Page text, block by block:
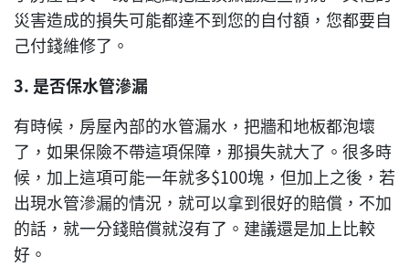
災害造成的損失可能都達不到您的自付額，您都要自
己付錢維修了。
3. 是否保水管滲漏
有時候，房屋內部的水管漏水，把牆和地板都泡壞
了，如果保險不帶這項保障，那損失就大了。很多時
候，加上這項可能一年就多$100塊，但加上之後，若
出現水管滲漏的情況，就可以拿到很好的賠償，不加
的話，就一分錢賠償就沒有了。建議還是加上比較
好。